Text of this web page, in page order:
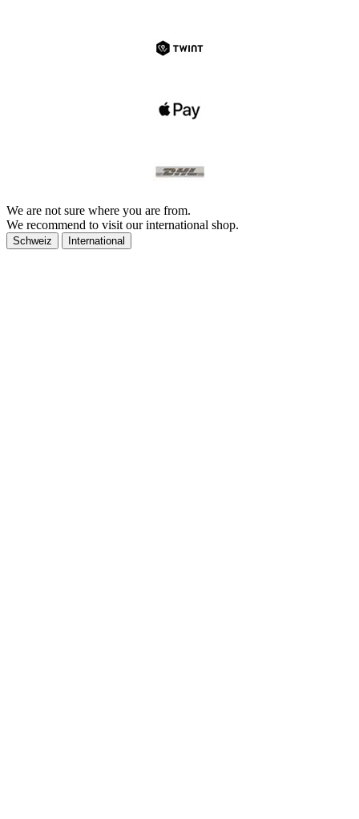
We are not sure where you are from.
We recommend to visit our international shop.
Schweiz International